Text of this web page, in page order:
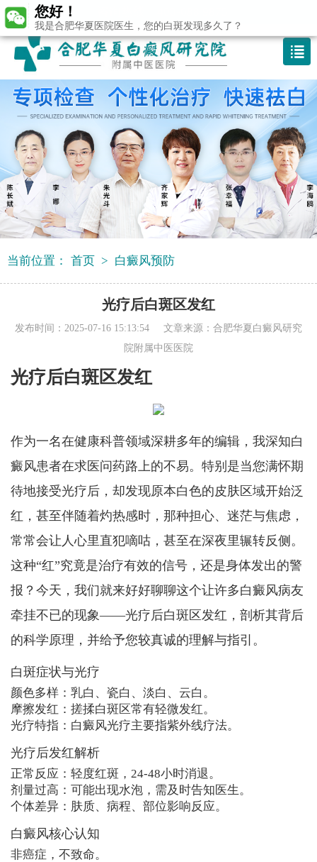
当前位置： 首页 > 白癜风预防
光疗后白斑区发红
发布时间：2025-07-16 15:13:54 文章来源： 合肥华夏白癜风研究
院附属中医医院
光疗后白斑区发红
作为一名在健康科普领域深耕多年的编辑，我深知白
癜风患者在求医问药路上的不易。特别是当您满怀期
待地接受光疗后，却发现原本白色的皮肤区域开始泛
红，甚至伴随着灼热感时，那种担心、迷茫与焦虑，
常常会让人心里直犯嘀咕，甚至在深夜里辗转反侧。
这种“红”究竟是治疗有效的信号，还是身体发出的警
报？今天，我们就来好好聊聊这个让许多白癜风病友
牵挂不已的现象——光疗后白斑区发红，剖析其背后
的科学原理，并给予您较真诚的理解与指引。
白斑症状与光疗
颜色多样：乳白、瓷白、淡白、云白。
摩擦发红：搓揉白斑区常有轻微发红。
光疗特指：白癜风光疗主要指紫外线疗法。
光疗后发红解析
正常反应：轻度红斑，24-48小时消退。
剂量过高：可能出现水泡，需及时告知医生。
个体差异：肤质、病程、部位影响反应。
白癜风核心认知
非癌症，不致命。
您好！
我是合肥华夏医院医生，您的白斑发现多久了？